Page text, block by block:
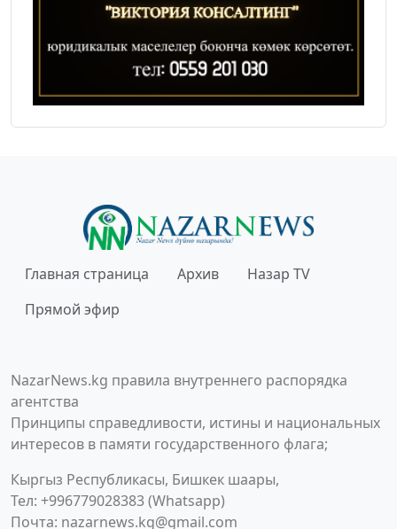
Главная страница Архив
Назар TV
Прямой эфир
NazarNews.kg правила внутреннего распорядка
агентства
Принципы справедливости, истины и национальных
интересов в памяти государственного флага;
Кыргыз Республикасы, Бишкек шаары,
Тел: +996779028383 (Whatsapp)
Почта: nazarnews.kg@gmail.com